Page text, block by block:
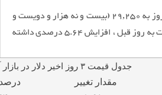
قیمت دلار در بازار آزاد، امروز به 29,250 (بیست و نه هزار و دویست و
پنجاه ) تومان رسید که نسبت به روز قبل ، افزایش 5.64 درصدی داشته
جدول قیمت ۳ روز اخیر دلار در بازار آزاد
مقدار تغییر
درصد